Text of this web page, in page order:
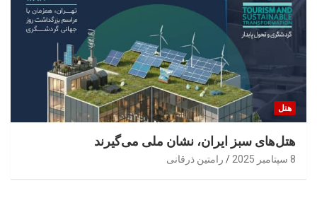
هتل
هتل‌های سبز ایران، نشان ملی می‌گیرند
8 سپتامبر 2025 رامتین ذرقانی